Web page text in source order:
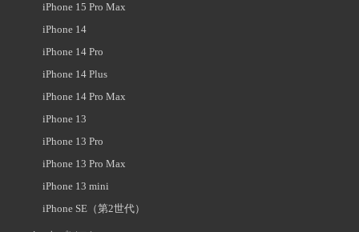
iPhone 15 Pro Max
iPhone 14
iPhone 14 Pro
iPhone 14 Plus
iPhone 14 Pro Max
iPhone 13
iPhone 13 Pro
iPhone 13 Pro Max
iPhone 13 mini
iPhone SE（第2世代）